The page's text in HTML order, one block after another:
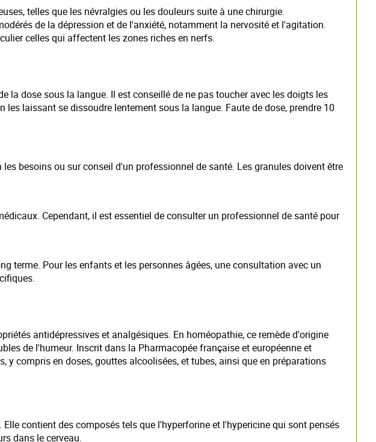
telles que les névralgies ou les douleurs suite à une chirurgie.
de la dépression et de l'anxiété, notamment la nervosité et l'agitation.
celles qui affectent les zones riches en nerfs.
la dose sous la langue. Il est conseillé de ne pas toucher avec les doigts les
laissant se dissoudre lentement sous la langue. Faute de dose, prendre 10
besoins ou sur conseil d'un professionnel de santé. Les granules doivent être
Cependant, il est essentiel de consulter un professionnel de santé pour
terme. Pour les enfants et les personnes âgées, une consultation avec un
antidépressives et analgésiques. En homéopathie, ce remède d'origine
de l'humeur. Inscrit dans la Pharmacopée française et européenne et
compris en doses, gouttes alcoolisées, et tubes, ainsi que en préparations
contient des composés tels que l'hyperforine et l'hypericine qui sont pensés
dans le cerveau.